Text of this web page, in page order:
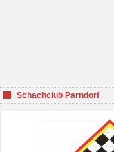
Schachclub Parndorf